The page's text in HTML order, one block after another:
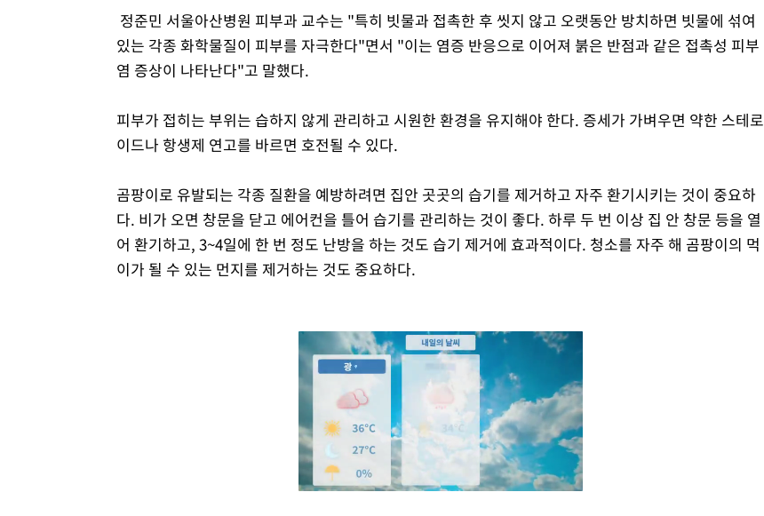
정준민 서울아산병원 피부과 교수는 "특히 빗물과 접촉한 후 씻지 않고 오랫동안 방치하면 빗물에 섞여
있는 각종 화학물질이 피부를 자극한다"면서 "이는 염증 반응으로 이어져 붉은 반점과 같은 접촉성 피부
염 증상이 나타난다"고 말했다.
피부가 접히는 부위는 습하지 않게 관리하고 시원한 환경을 유지해야 한다. 증세가 가벼우면 약한 스테로
이드나 항생제 연고를 바르면 호전될 수 있다.
곰팡이로 유발되는 각종 질환을 예방하려면 집안 곳곳의 습기를 제거하고 자주 환기시키는 것이 중요하
다. 비가 오면 창문을 닫고 에어컨을 틀어 습기를 관리하는 것이 좋다. 하루 두 번 이상 집 안 창문 등을 열
어 환기하고, 3~4일에 한 번 정도 난방을 하는 것도 습기 제거에 효과적이다. 청소를 자주 해 곰팡이의 먹
이가 될 수 있는 먼지를 제거하는 것도 중요하다.